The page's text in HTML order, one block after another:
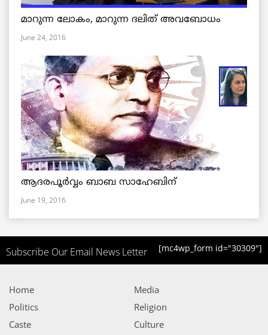
മാറുന്ന ലോകം, മാറുന്ന ദലിത് അവബോധം
June 24, 2016
ആദരപൂര്‍വ്വം ബാബ സാഹേബിന്
June 19, 2016
Subscribe Our Email News Letter [mc4wp_form id="30309"]
Home
Politics
Caste
Media
Religion
Culture